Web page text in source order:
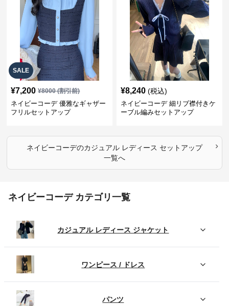
SALE
¥7,200 ¥8000(割引前)
ネイビーコーデ 優雅なギャザー
フリルセットアップ
¥8,240 (税込)
ネイビーコーデ 細リブ襟付きケ
ーブル編みセットアップ
ネイビーコーデのカジュアル レディース セットアップ
一覧へ
›
ネイビーコーデ カテゴリ一覧
カジュアル レディース ジャケット
ワンピース / ドレス
パンツ